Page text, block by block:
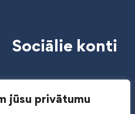
jūsu privātumu
Sociālie konti